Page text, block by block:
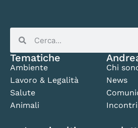
Tematiche
Ambiente
Lavoro & Legalità
Salute
Animali
Chi
News
Incontri